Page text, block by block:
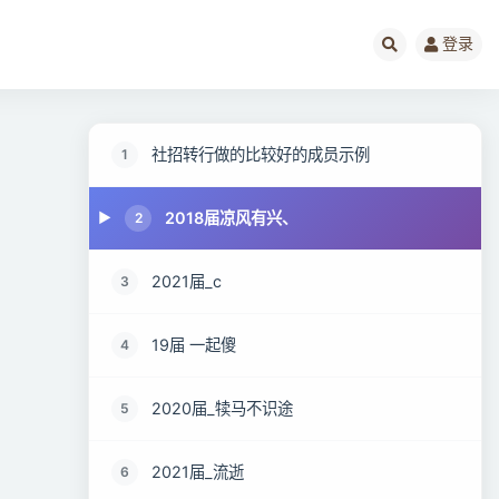
登录
1 社招转行做的比较好的成员示例
2 2018届凉风有兴、
3 2021届_c
4 19届 一起傻
5 2020届_犊马不识途
6 2021届_流逝